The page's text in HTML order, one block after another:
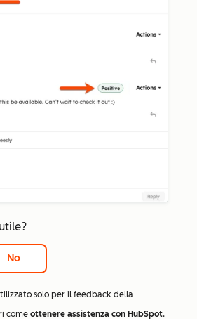
No
solo per il feedback della
come ottenere assistenza con HubSpot.